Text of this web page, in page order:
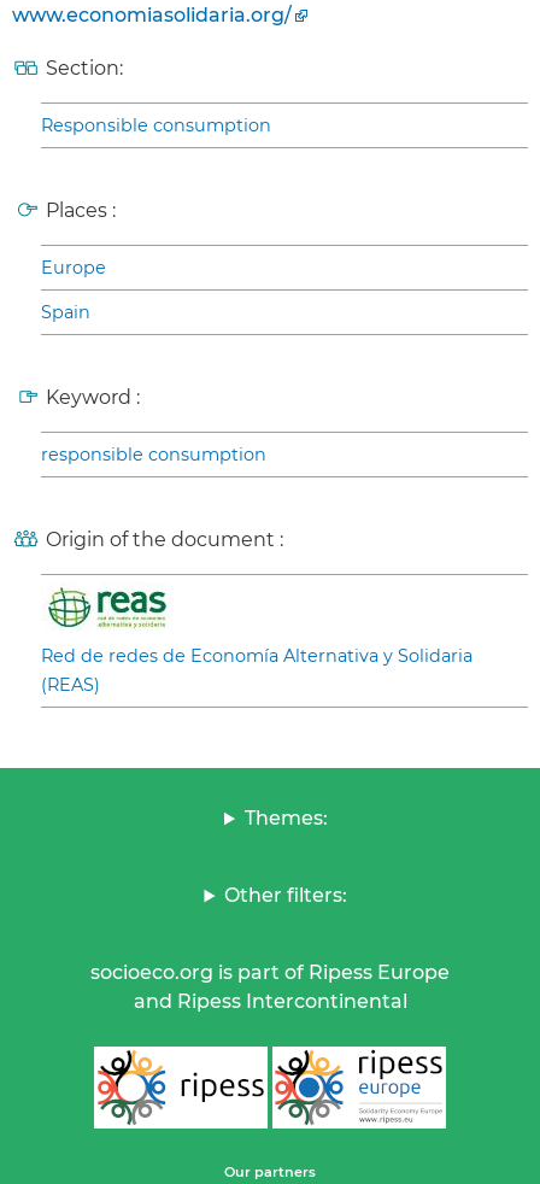
www.economiasolidaria.org/
Section:
Responsible consumption
Places :
Europe
Spain
Keyword :
responsible consumption
Origin of the document :
Red de redes de Economía Alternativa y Solidaria
(REAS)
Themes:
Other filters:
socioeco.org is part of Ripess Europe
and Ripess Intercontinental
Our partners